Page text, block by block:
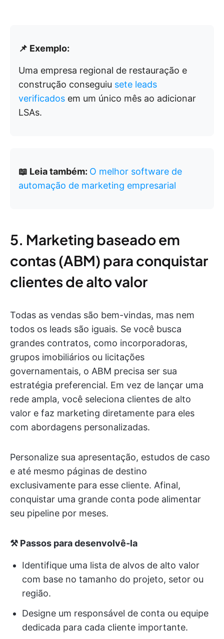
📌 Exemplo:
Uma empresa regional de restauração e
construção conseguiu sete leads
verificados em um único mês ao adicionar
LSAs.
📖 Leia também: O melhor software de
automação de marketing empresarial
5. Marketing baseado em
contas (ABM) para conquistar
clientes de alto valor
Todas as vendas são bem-vindas, mas nem
todos os leads são iguais. Se você busca
grandes contratos, como incorporadoras,
grupos imobiliários ou licitações
governamentais, o ABM precisa ser sua
estratégia preferencial. Em vez de lançar uma
rede ampla, você seleciona clientes de alto
valor e faz marketing diretamente para eles
com abordagens personalizadas.
Personalize sua apresentação, estudos de caso
e até mesmo páginas de destino
exclusivamente para esse cliente. Afinal,
conquistar uma grande conta pode alimentar
seu pipeline por meses.
⚒️ Passos para desenvolvê-la
Identifique uma lista de alvos de alto valor
com base no tamanho do projeto, setor ou
região.
Designe um responsável de conta ou equipe
dedicada para cada cliente importante.